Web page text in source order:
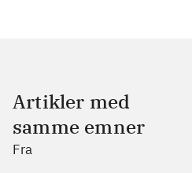
Artikler med
samme emner
Fra